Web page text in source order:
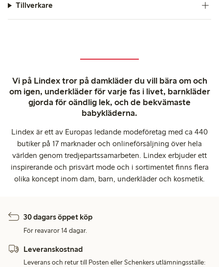
Tillverkare
Vi på Lindex tror på damkläder du vill bära om och
om igen, underkläder för varje fas i livet, barnkläder
gjorda för oändlig lek, och de bekvämaste
babykläderna.
Lindex är ett av Europas ledande modeföretag med ca 440
butiker på 17 marknader och onlineförsäljning över hela
världen genom tredjepartssamarbeten. Lindex erbjuder ett
inspirerande och prisvärt mode och i sortimentet finns flera
olika koncept inom dam, barn, underkläder och kosmetik.
30 dagars öppet köp
För reavaror 14 dagar.
Leveranskostnad
Leverans och retur till Posten eller Schenkers utlämningsställe: